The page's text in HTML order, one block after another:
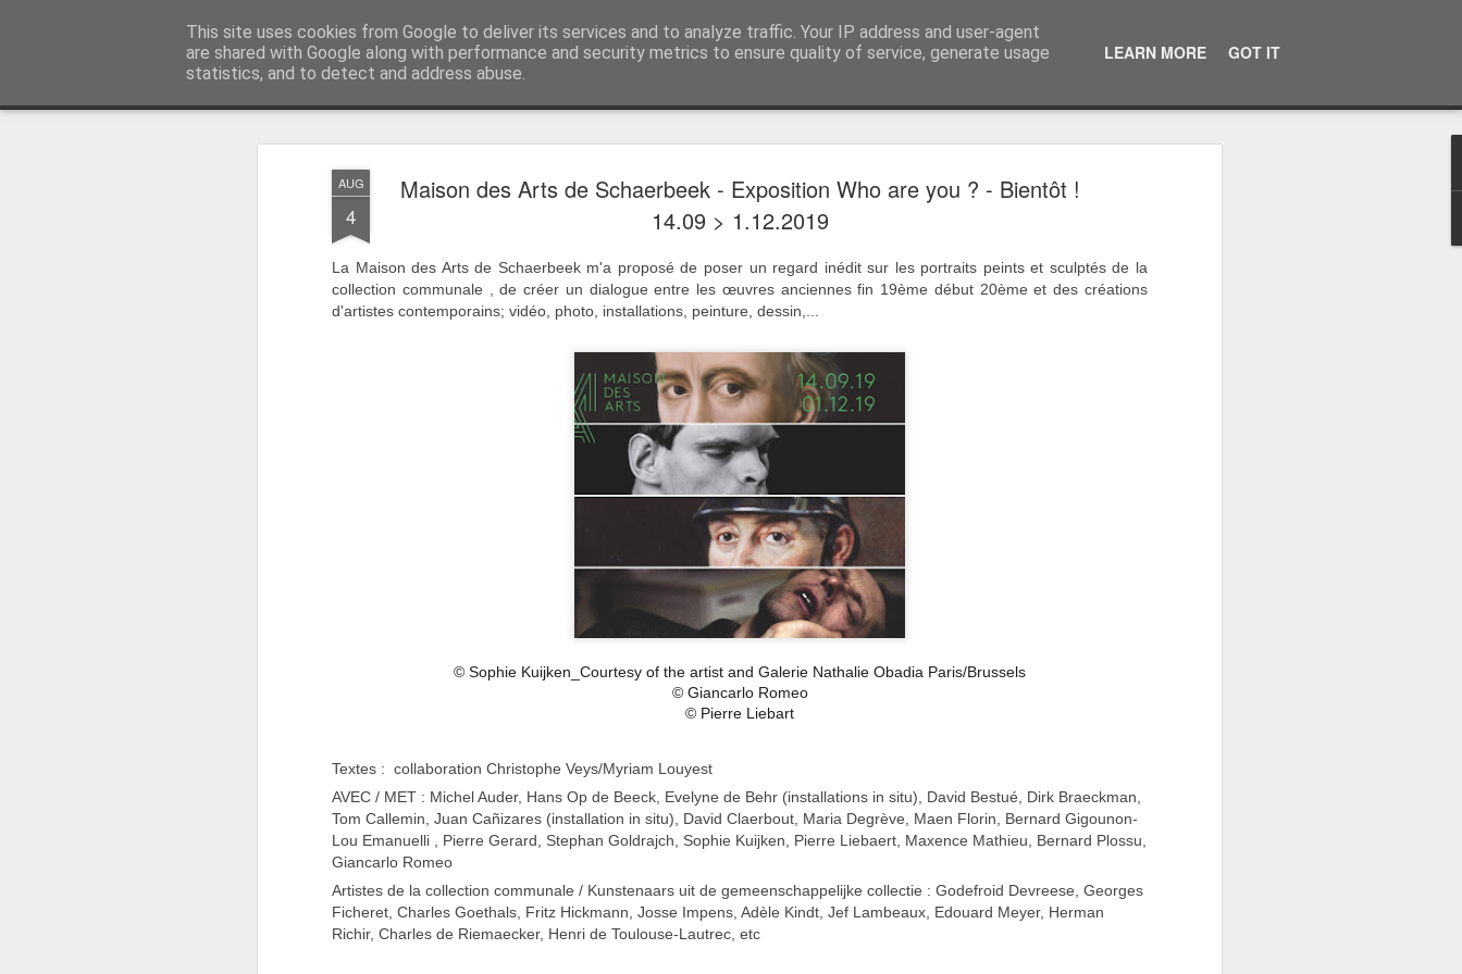
AUG
4
Maison des Arts de Schaerbeek - Exposition Who are you ? - Bientôt !
14.09 > 1.12.2019
La Maison des Arts de Schaerbeek m'a proposé de poser un regard inédit sur les portraits peints et sculptés de la
collection communale , de créer un dialogue entre les œuvres anciennes fin 19ème début 20ème et des créations
d'artistes contemporains; vidéo, photo, installations, peinture, dessin,...
© Sophie Kuijken_Courtesy of the artist and Galerie Nathalie Obadia Paris/Brussels
© Giancarlo Romeo
© Pierre Liebart
Textes : collaboration Christophe Veys/Myriam Louyest
AVEC / MET : Michel Auder, Hans Op de Beeck, Evelyne de Behr (installations in situ), David Bestué, Dirk Braeckman,
Tom Callemin, Juan Cañizares (installation in situ), David Claerbout, Maria Degrève, Maen Florin, Bernard Gigounon-
Lou Emanuelli , Pierre Gerard, Stephan Goldrajch, Sophie Kuijken, Pierre Liebaert, Maxence Mathieu, Bernard Plossu,
Giancarlo Romeo
Artistes de la collection communale / Kunstenaars uit de gemeenschappelijke collectie : Godefroid Devreese, Georges
Ficheret, Charles Goethals, Fritz Hickmann, Josse Impens, Adèle Kindt, Jef Lambeaux, Edouard Meyer, Herman
Richir, Charles de Riemaecker, Henri de Toulouse-Lautrec, etc
This site uses cookies from Google to deliver its services and to analyze traffic. Your IP address and user-agent
are shared with Google along with performance and security metrics to ensure quality of service, generate usage
statistics, and to detect and address abuse.
LEARN MORE GOT IT
myriamlouyest.be/blog
Salon Royal de la Gare centrale - Bruxelles